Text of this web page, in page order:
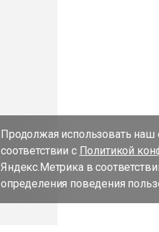
Продолжая использовать наш
соответствии с Политикой
Яндекс.Метрика в
определения поведения